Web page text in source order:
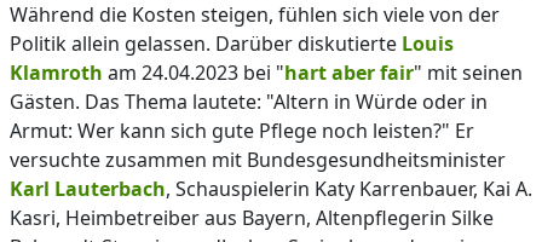
Während die Kosten steigen, fühlen sich viele von der
Politik allein gelassen. Darüber diskutierte Louis
Klamroth am 24.04.2023 bei "hart aber fair" mit seinen
Gästen. Das Thema lautete: "Altern in Würde oder in
Armut: Wer kann sich gute Pflege noch leisten?" Er
versuchte zusammen mit Bundesgesundheitsminister
Karl Lauterbach, Schauspielerin Katy Karrenbauer, Kai A.
Kasri, Heimbetreiber aus Bayern, Altenpflegerin Silke